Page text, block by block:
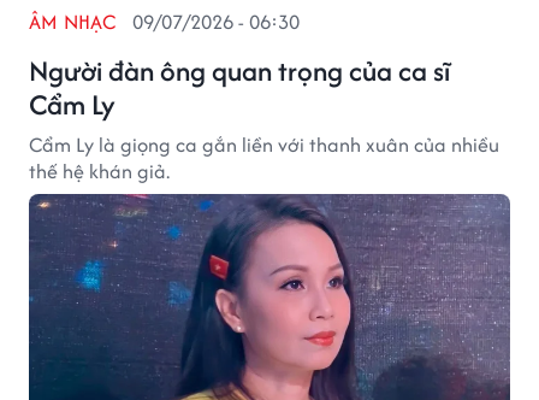
Người đàn ông quan trọng của ca sĩ
Cẩm Ly
ÂM NHẠC 09/07/2026 - 06:30
Cẩm Ly là giọng ca gắn liền với thanh xuân của nhiều
thế hệ khán giả.